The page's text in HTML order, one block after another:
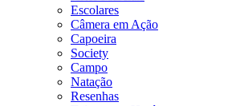
Escolares
Câmera em Ação
Capoeira
Society
Campo
Natação
Resenhas